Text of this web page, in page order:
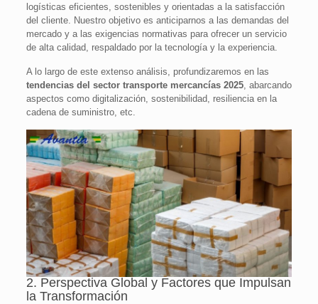
logísticas eficientes, sostenibles y orientadas a la satisfacción
del cliente. Nuestro objetivo es anticiparnos a las demandas del
mercado y a las exigencias normativas para ofrecer un servicio
de alta calidad, respaldado por la tecnología y la experiencia.
A lo largo de este extenso análisis, profundizaremos en las
tendencias del sector transporte mercancías 2025, abarcando
aspectos como digitalización, sostenibilidad, resiliencia en la
cadena de suministro, etc.
2. Perspectiva Global y Factores que Impulsan
la Transformación